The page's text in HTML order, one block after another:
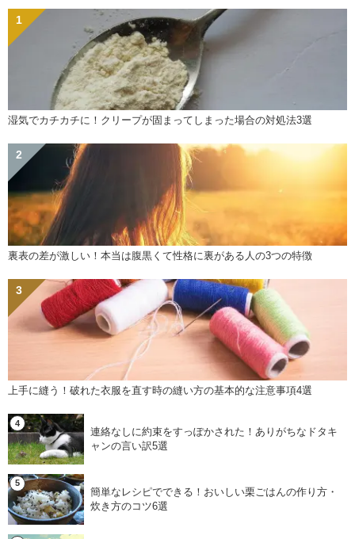
湿気でカチカチに！クリープが固まってしまった場合の対処法3選
裏表の差が激しい！本当は腹黒くて性格に裏がある人の3つの特徴
上手に縫う！破れた衣服を直す時の縫い方の基本的な注意事項4選
連絡なしに約束をすっぽかされた！ありがちなドタキ
ャンの言い訳5選
簡単なレシピでできる！おいしい栗ごはんの作り方・
炊き方のコツ6選